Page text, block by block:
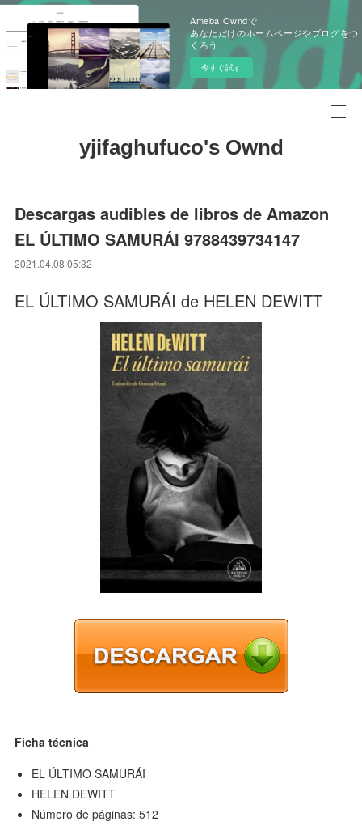
Ameba Owndで
あなただけのホームページやブログをつ
くろう
今すぐ試す
yjifaghufuco's Ownd
Descargas audibles de libros de Amazon
EL ÚLTIMO SAMURÁI 9788439734147
2021.04.08 05:32
EL ÚLTIMO SAMURÁI de HELEN DEWITT
Ficha técnica
EL ÚLTIMO SAMURÁI
HELEN DEWITT
Número de páginas: 512